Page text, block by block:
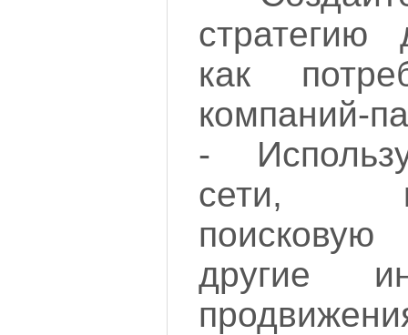
стратегию
как
компаний-
-
сети,
другие